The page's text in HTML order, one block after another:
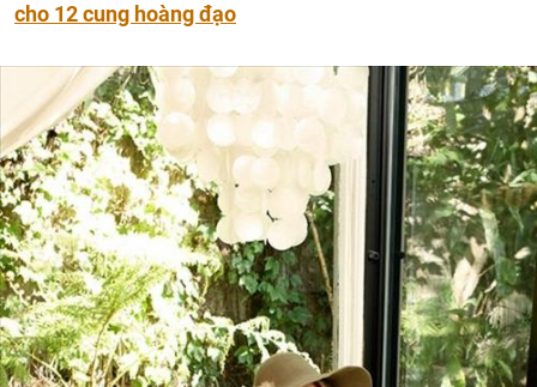
cho 12 cung hoàng đạo